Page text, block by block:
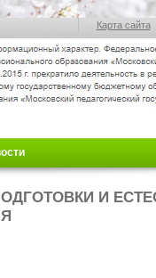
Карта сайта
И